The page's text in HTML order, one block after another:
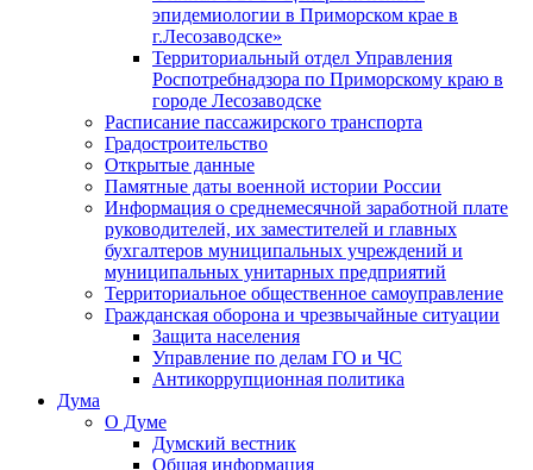
эпидемиологии в Приморском крае в
г.Лесозаводске»
Территориальный отдел Управления
Роспотребнадзора по Приморскому краю в
городе Лесозаводске
Расписание пассажирского транспорта
Градостроительство
Открытые данные
Памятные даты военной истории России
Информация о среднемесячной заработной плате
руководителей, их заместителей и главных
бухгалтеров муниципальных учреждений и
муниципальных унитарных предприятий
Территориальное общественное самоуправление
Гражданская оборона и чрезвычайные ситуации
Защита населения
Управление по делам ГО и ЧС
Антикоррупционная политика
Дума
О Думе
Думский вестник
Общая информация